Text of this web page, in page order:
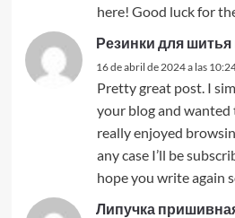
here! Good luck for
Резинки для шитья
16 de abril de 2024 a las
Pretty great post. I
your blog and
really enjoyed
any case I’ll be
hope you write again
Липучка